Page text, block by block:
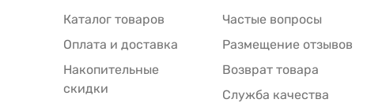
Каталог товаров
Оплата и доставка
Накопительные
скидки
Частые вопросы
Размещение отзывов
Возврат товара
Служба качества